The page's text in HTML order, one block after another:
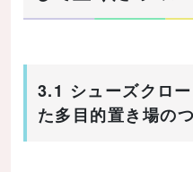
3.1 シューズクロ
た多目的置き場の